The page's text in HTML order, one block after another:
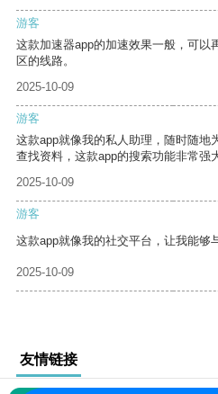
游客
这款加速器app的加速效果一般，可以
区的线路。
2025-10-09
游客
这款app就像我的私人助理，随时随地
查找资料，这款app的搜索功能非常强
2025-10-09
游客
这款app就像我的社交平台，让我能够
2025-10-09
友情链接